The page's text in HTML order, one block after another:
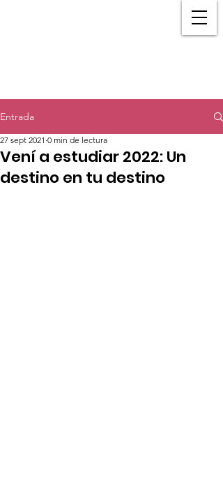
Entrada
Vení a estudiar 2022: Un
destino en tu destino
27 sept 2021 0 min de lectura